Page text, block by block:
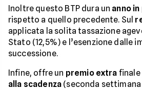
Inoltre questo BTP dura un anno in
rispetto a quello precedente. Sul
applicata la solita tassazione
Stato (12,5%) e l’esenzione dalle
successione.
Infine, offre un premio extra
alla scadenza (seconda